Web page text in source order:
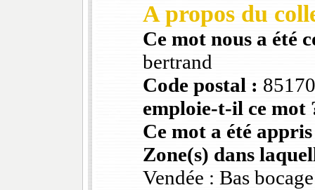
A propos du
Ce mot nous a été
bertrand
Code postal :
emploie-t-il ce mot
Ce mot a été
Zone(s) dans
Vendée : Bas